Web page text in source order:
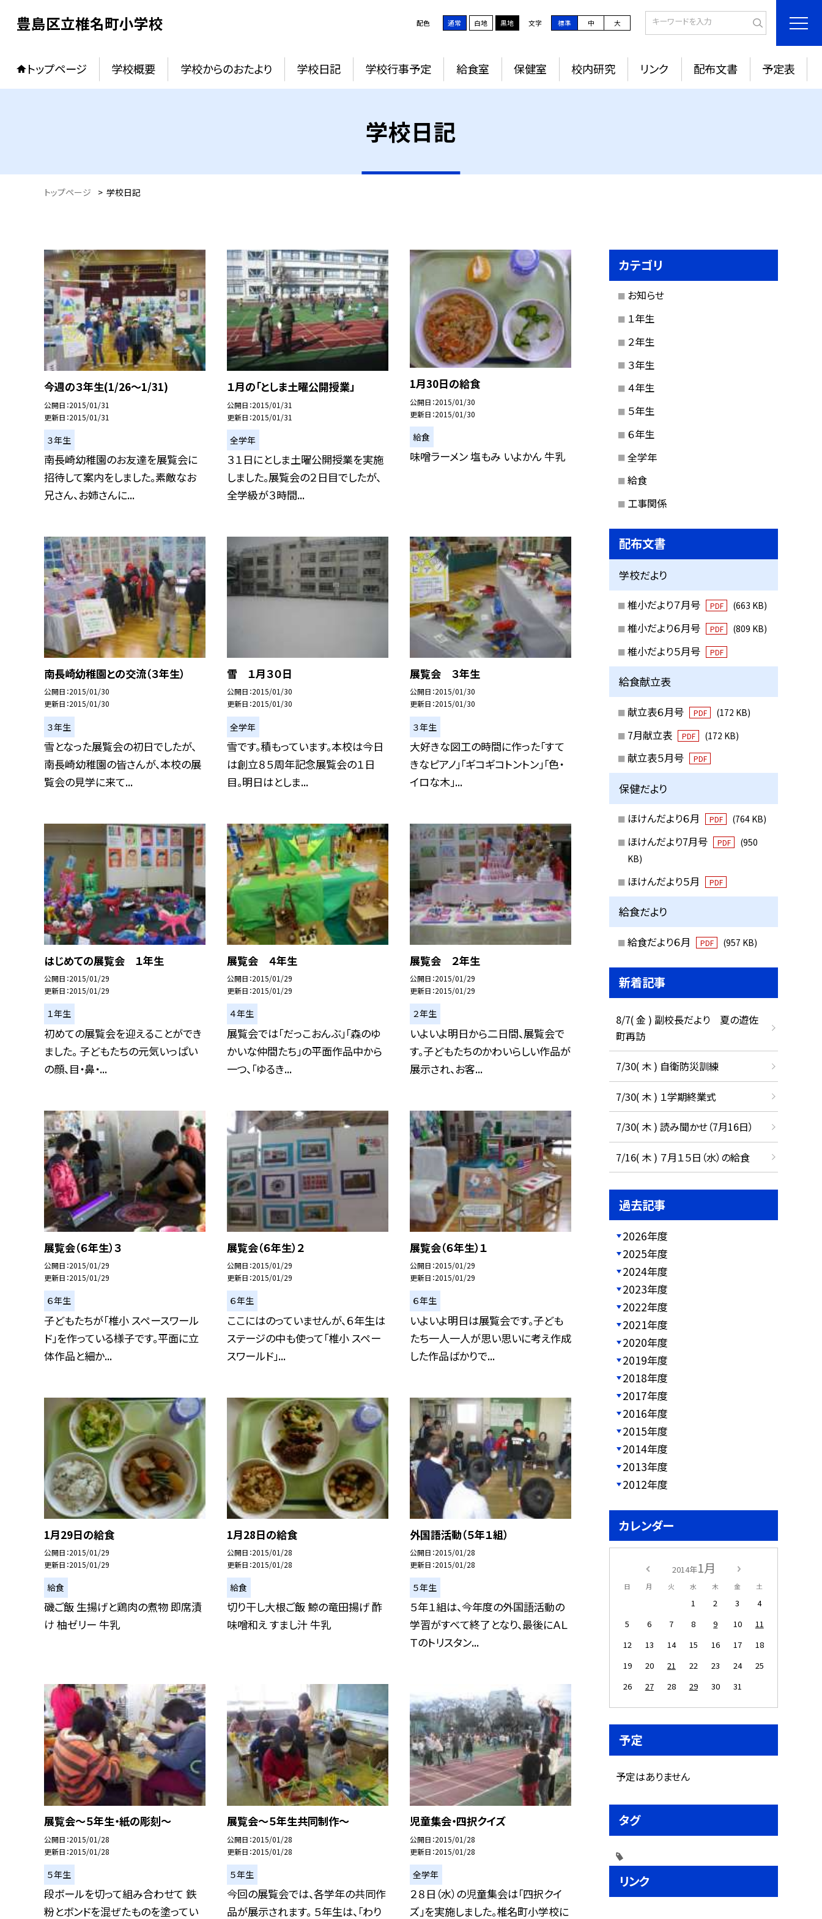
豊島区立椎名町小学校 配色 通常 白地 黒地 文字 標準 中 大
トップページ 学校概要 学校からのおたより 学校日記 学校行事予定 給食室 保健室 校内研究 リンク 配布文書 予定表
学校日記
トップページ > 学校日記
今週の３年生(1/26〜1/31)
公開日 2015/01/31
更新日 2015/01/31
３年生
南長崎幼稚園のお友達を展覧会に
招待して案内をしました。素敵なお
兄さん、お姉さんに...
１月の「としま土曜公開授業」
公開日 2015/01/31
更新日 2015/01/31
全学年
３１日にとしま土曜公開授業を実施
しました。展覧会の２日目でしたが、
全学級が３時間...
1月30日の給食
公開日 2015/01/30
更新日 2015/01/30
給食
味噌ラーメン 塩もみ いよかん 牛乳
南長崎幼稚園との交流（３年生）
公開日 2015/01/30
更新日 2015/01/30
３年生
雪となった展覧会の初日でしたが、
南長崎幼稚園の皆さんが、本校の展
覧会の見学に来て...
雪 １月３０日
公開日 2015/01/30
更新日 2015/01/30
全学年
雪です。積もっています。本校は今日
は創立８５周年記念展覧会の１日
目。明日はとしま...
展覧会 ３年生
公開日 2015/01/30
更新日 2015/01/30
３年生
大好きな図工の時間に作った「すて
きなピアノ」「ギコギコトントン」「色・
イロな木」...
はじめての展覧会 １年生
公開日 2015/01/29
更新日 2015/01/29
１年生
初めての展覧会を迎えることができ
ました。 子どもたちの元気いっぱい
の顔、目・鼻・...
展覧会 ４年生
公開日 2015/01/29
更新日 2015/01/29
４年生
展覧会では「だっこおんぶ」「森のゆ
かいな仲間たち」の平面作品中から
一つ、「ゆるき...
展覧会 ２年生
公開日 2015/01/29
更新日 2015/01/29
２年生
いよいよ明日から二日間、展覧会で
す。子どもたちのかわいらしい作品が
展示され、お客...
展覧会（６年生）３
公開日 2015/01/29
更新日 2015/01/29
６年生
子どもたちが「椎小 スペースワール
ド」を作っている様子です。平面に立
体作品と細か...
展覧会（６年生）２
公開日 2015/01/29
更新日 2015/01/29
６年生
ここにはのっていませんが、６年生は
ステージの中も使って「椎小 スペー
スワールド」...
展覧会（６年生）１
公開日 2015/01/29
更新日 2015/01/29
６年生
いよいよ明日は展覧会です。子ども
たち一人一人が思い思いに考え作成
した作品ばかりで...
1月29日の給食
公開日 2015/01/29
更新日 2015/01/29
給食
磯ご飯 生揚げと鶏肉の煮物 即席漬
け 柚ゼリー 牛乳
1月28日の給食
公開日 2015/01/28
更新日 2015/01/28
給食
切り干し大根ご飯 鯨の竜田揚げ 酢
味噌和え すまし汁 牛乳
外国語活動（５年１組）
公開日 2015/01/28
更新日 2015/01/28
５年生
５年１組は、今年度の外国語活動の
学習がすべて終了となり、最後にＡＬ
Ｔのトリスタン...
展覧会〜５年生・紙の彫刻〜
公開日 2015/01/28
更新日 2015/01/28
５年生
段ボールを切って組み合わせて 鉄
粉とボンドを混ぜたものを塗ってい
展覧会〜５年生共同制作〜
公開日 2015/01/28
更新日 2015/01/28
５年生
今回の展覧会では、各学年の共同作
品が展示されます。 ５年生は、「わり
児童集会・四択クイズ
公開日 2015/01/28
更新日 2015/01/28
全学年
２８日（水）の児童集会は「四択クイ
ズ」を実施しました。椎名町小学校に
カテゴリ
お知らせ
１年生
２年生
３年生
４年生
５年生
６年生
全学年
給食
工事関係
配布文書
学校だより
椎小だより７月号 PDF (663 KB)
椎小だより６月号 PDF (809 KB)
椎小だより５月号 PDF
給食献立表
献立表６月号 PDF (172 KB)
7月献立表 PDF (172 KB)
献立表５月号 PDF
保健だより
ほけんだより６月 PDF (764 KB)
ほけんだより7月号 PDF
(950
KB)
ほけんだより５月 PDF
給食だより
給食だより６月 PDF (957 KB)
新着記事
8/7( 金 ) 副校長だより 夏の遊佐
町再訪
7/30( 木 ) 自衛防災訓練
7/30( 木 ) １学期終業式
7/30( 木 ) 読み聞かせ（7月16日）
7/16( 木 ) ７月１５日（水）の給食
過去記事
2026年度
2025年度
2024年度
2023年度
2022年度
2021年度
2020年度
2019年度
2018年度
2017年度
2016年度
2015年度
2014年度
2013年度
2012年度
カレンダー
2014年1月
日 月 火 水 木 金 土
1 2 3
4
5
6 7 8 9 10
11
12
13 14 15 16 17
18
19
20 21 22 23 24
25
26
27 28 29 30 31
予定
予定はありません
タグ
リンク